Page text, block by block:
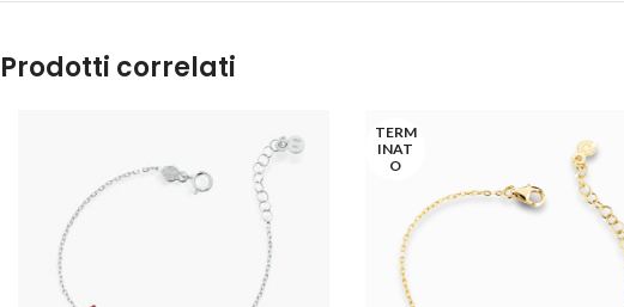
Prodotti correlati
TERM
INAT
O